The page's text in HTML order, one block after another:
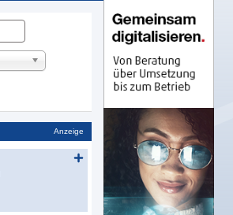
Anzeige